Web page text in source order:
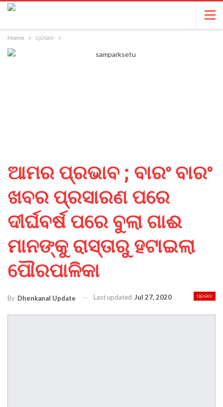
Home ପ୍ରଭାବ
ଆମର ପ୍ରଭାବ ; ବାରଂ ବାରଂ
ଖବର ପ୍ରସାରଣ ପରେ
ଦୀର୍ଘବର୍ଷ ପରେ ବୁଲା ଗାଈ
ମାନଙ୍କୁ ରାସ୍ତାରୁ ହଟାଇଲା
ପୌରପାଳିକା
ପ୍ରଭାବ
By Dhenkanal Update Last updated Jul 27, 2020